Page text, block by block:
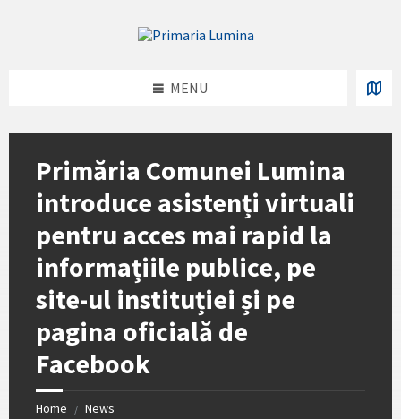
MENU
Primăria Comunei Lumina
introduce asistenți virtuali
pentru acces mai rapid la
informațiile publice, pe
site-ul instituției și pe
pagina oficială de
Facebook
Home / News